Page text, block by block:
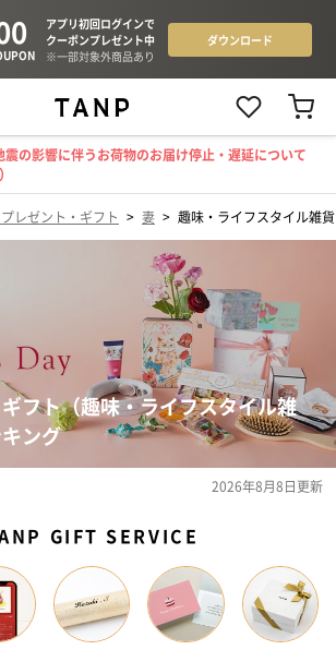
震の影響に伴うお荷物のお届け停止・遅延について
レゼント・ギフト > 妻 > 趣味・ライフスタイル雑貨
フト（趣味・ライフスタイル雑
ング
2026年8月8日更新
GIFT SERVICE